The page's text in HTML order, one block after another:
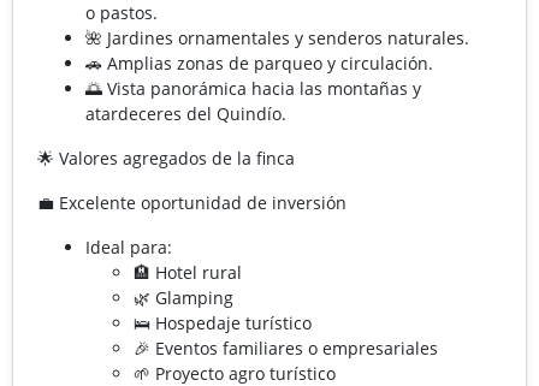
o pastos.
🌺 Jardines ornamentales y senderos naturales.
🚗 Amplias zonas de parqueo y circulación.
🌅 Vista panorámica hacia las montañas y
atardeceres del Quindío.
🌟 Valores agregados de la finca
💼 Excelente oportunidad de inversión
Ideal para:
🏨 Hotel rural
🌿 Glamping
🛌 Hospedaje turístico
🎉 Eventos familiares o empresariales
🌱 Proyecto agro turístico